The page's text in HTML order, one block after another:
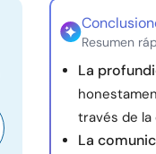
Resumen
La
través de
La